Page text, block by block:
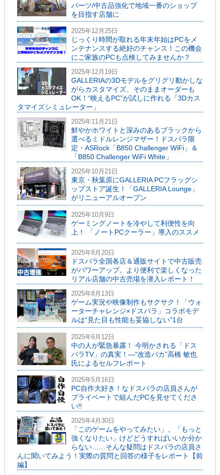
パーツ/中古品強化で地域一番のショップ
を目指す店舗に
2025年12月25日
じっくり時間が取れる年末年始はPCをメ
ンテナンスする絶好のチャンス！この機会
にご家族のPCも点検してみませんか？
2025年12月19日
GALLERIAの3Dモデルをグリグリ動かしな
がらカスタマイズ、そのままオーダーも
OK！“映えるPC”が試しに作れる「3Dカス
タマイズシミュレーター」
2025年11月21日
鮮やかホワイトと深みのあるブラックから
選べるミドルレンジマザー！ドスパラ限
定・ASRock「B850 Challenger WiFi」＆
「B850 Challenger WiFi White」
2025年10月21日
東京・秋葉原にGALLERIA PCフラッグシ
ップストア誕生！「GALLERIA Lounge」
がリニューアルオープン
2025年10月9日
ゲーミングノートを冷やして利便性を向
上！ 「ノートPCクーラー」導入のススメ
2025年8月20日
ドスパラ全国各店＆通販サイトで中古販売
がパワーアップ。より便利で楽しくなった
リアル店舗の中古売場を潜入レポート！
2025年8月13日
ゲーム実況や映像制作もサクサク！「ウォ
ーターチャレンジ×ドスパラ」コラボモデ
ルは“見た目も性能も妥協しない”1台
2025年6月12日
中の人が緊急暴露！ 今明かされる「ドス
パラTV」の真実！―“改造バカ”高橋 敏也
氏によるセルフレポート
2025年5月16日
PC自作大好き！なドスパラの店員さんが
プライベートで組んだPCを見せてくださ
い!!
2025年4月30日
「このゲームをやってみたい」、「もっと
強くなりたい」けどどうすればいいか分か
らない……そんな疑問はドスパラの店員さ
んに聞いてみよう！実際の質問と回答の様子をレポート【前
編】